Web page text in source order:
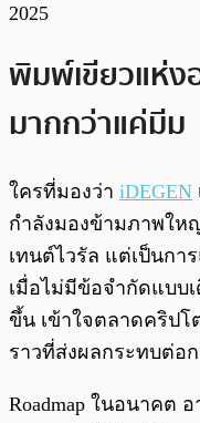
2025
พิมพ์เขียวแห่ง
มากกว่าแค่มีม
ใครที่มองว่า iDEGEN
กำลังมองข้ามภาพให
เทนต์ไวรัล แต่เป็นกา
เมื่อไม่มีข้อจำกัดแบบ
ขึ้น เข้าใจตลาดคริปโ
ราวที่ส่งผลกระทบต่อ
Roadmap ในอนาคต